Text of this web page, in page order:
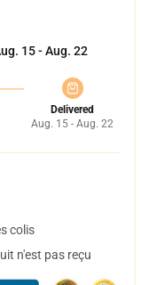
15 - Aug. 22
Delivered
Aug. 15 - Aug. 22
colis
n'est pas reçu